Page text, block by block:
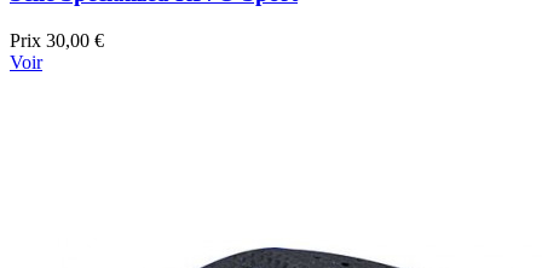
Prix 30,00 €
Voir